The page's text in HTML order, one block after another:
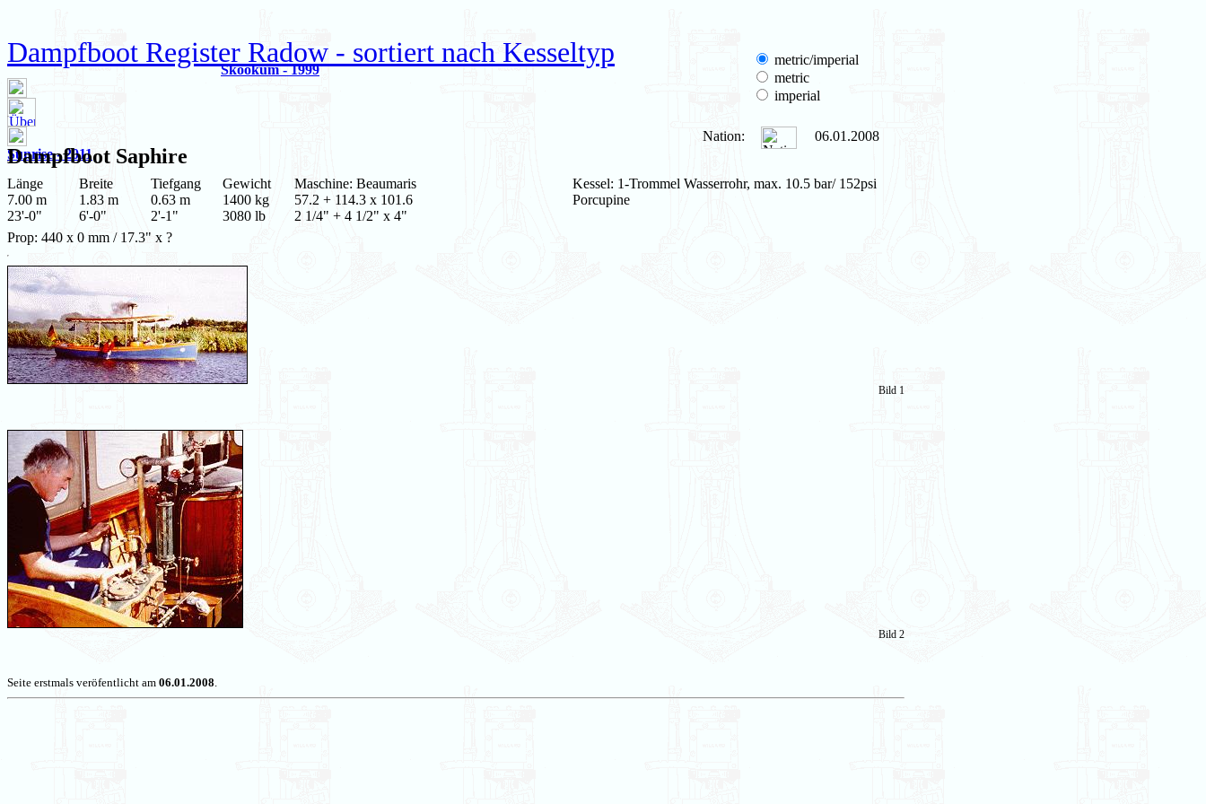
Dampfboot Register Radow - sortiert nach Kesseltyp
Skookum - 1999
Sunrise - 2011
metric/imperial
metric
imperial
Dampfboot Saphire
Nation: 06.01.2008
Länge
7.00 m
23'-0"
Breite
1.83 m
6'-0"
Tiefgang
0.63 m
2'-1"
Gewicht
1400 kg
3080 lb
Maschine: Beaumaris
57.2 + 114.3 x 101.6
2 1/4" + 4 1/2" x 4"
Kessel: 1-Trommel Wasserrohr, max. 10.5 bar/ 152psi
Porcupine
Prop: 440 x 0 mm / 17.3" x ?
Bild 1
Bild 2
Seite erstmals veröfentlicht am 06.01.2008.